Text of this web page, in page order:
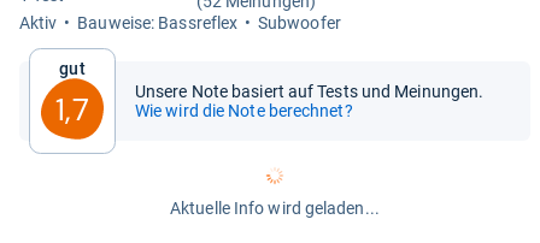
Aktiv
Bau­weise: Bass­re­flex Sub­woofer
Gut
1,7
Unsere Note basiert auf Tests und Meinungen.
Wie wird die Note berechnet?
Aktuelle Info wird geladen...